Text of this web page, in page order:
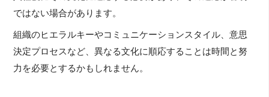
ではない場合があります。
組織のヒエラルキーやコミュニケーションスタイル、意思
決定プロセスなど、異なる文化に順応することは時間と努
力を必要とするかもしれません。